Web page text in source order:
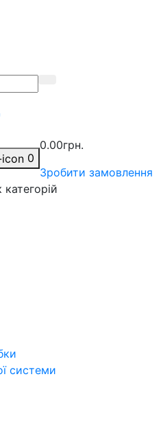
0
0.00грн.
Зробити замовлення
системи